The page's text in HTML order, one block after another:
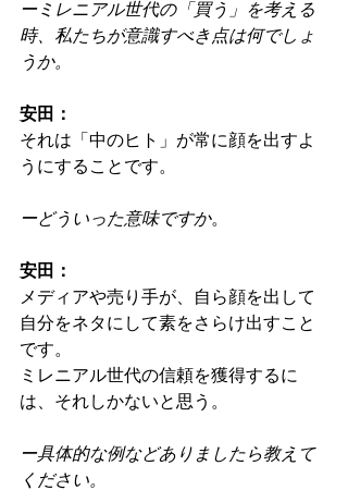
ーミレニアル世代の「買う」を考える
時、私たちが意識すべき点は何でしょ
うか。
安田：
それは「中のヒト」が常に顔を出すよ
うにすることです。
ーどういった意味ですか。
安田：
メディアや売り手が、自ら顔を出して
自分をネタにして素をさらけ出すこと
です。
ミレニアル世代の信頼を獲得するに
は、それしかないと思う。
ー具体的な例などありましたら教えて
ください。